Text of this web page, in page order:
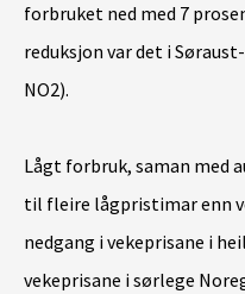
forbruket ned med 7
reduksjon var det i
NO2).
Lågt forbruk, saman med
til fleire lågpristimar enn
nedgang i vekeprisane i
vekeprisane i sørlege